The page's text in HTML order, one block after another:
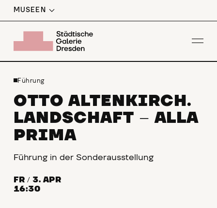
MUSEEN
Führung
OTTO ALTENKIRCH.
LANDSCHAFT –ALLA
PRIMA
Führung in der Sonderausstellung
FR /3. APR
16:30